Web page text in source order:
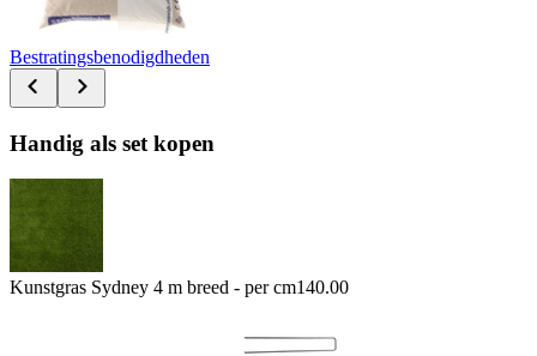
Bestratingsbenodigdheden
Handig als set kopen
Kunstgras Sydney 4 m breed - per cm140.00